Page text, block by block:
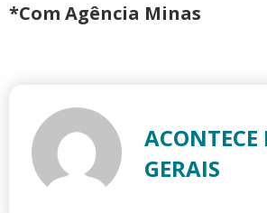
*Com Agência Minas
GERAIS